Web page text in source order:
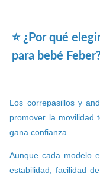
⭐ ¿Por qué
para bebé
Los correpasillos y
promover la movilidad
gana confianza.
Aunque cada modelo
estabilidad, facilidad